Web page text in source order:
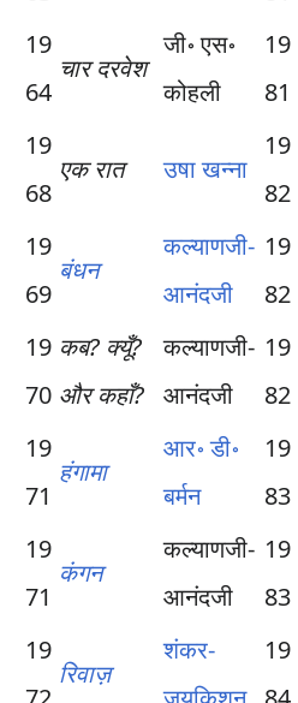
19
64
चार दरवेश
जी॰ एस॰
कोहली
19
68
एक रात उषा खन्ना
19
69
बंधन
कल्याणजी-
आनंदजी
19
70
कब? क्यूँ?
और कहाँ?
कल्याणजी-
आनंदजी
19
71
हंगामा
आर॰ डी॰
बर्मन
19
71
कंगन
कल्याणजी-
आनंदजी
19
रिवाज़
शंकर-
19
81
19
82
19
82
19
82
19
83
19
83
19